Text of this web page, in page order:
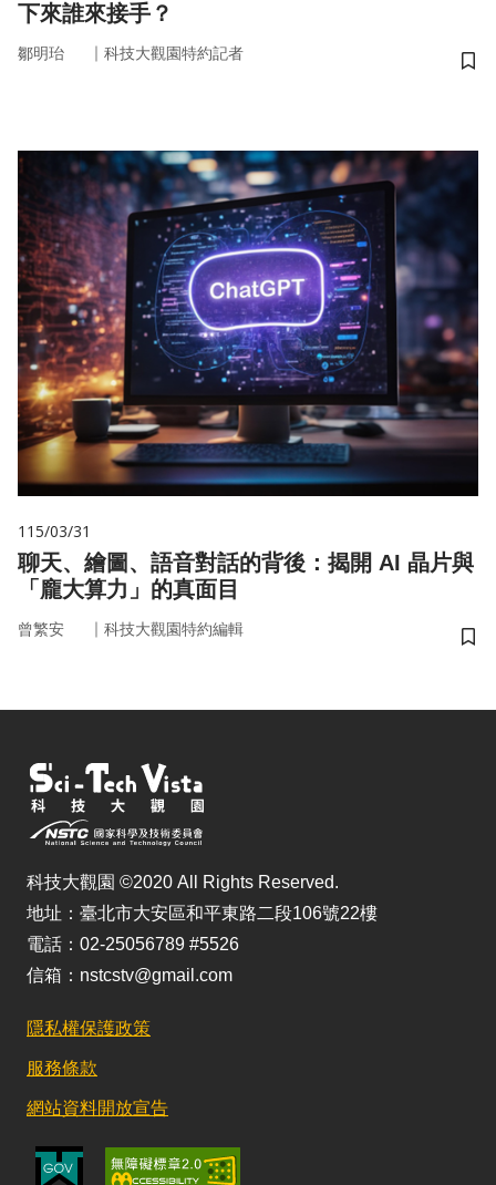
下來誰來接手？
鄒明珆 ｜ 科技大觀園特約記者
儲
115/03/31
聊天、繪圖、語音對話的背後：揭開 AI 晶片與
「龐大算力」的真面目
曾繁安 ｜ 科技大觀園特約編輯
儲
科技大觀園 ©2020 All Rights Reserved.
地址：臺北市大安區和平東路二段106號22樓
電話：02-25056789 #5526
信箱：nstcstv@gmail.com
隱私權保護政策
服務條款
網站資料開放宣告